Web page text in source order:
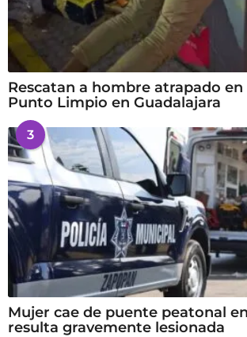
Rescatan a hombre atrapado
Punto Limpio en Guadalajara
3
Mujer cae de puente peatonal
resulta gravemente lesionada